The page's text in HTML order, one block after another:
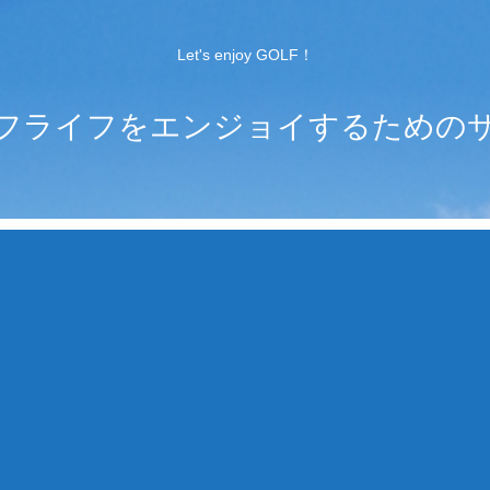
Let's enjoy GOLF！
ライフをエンジョイするための